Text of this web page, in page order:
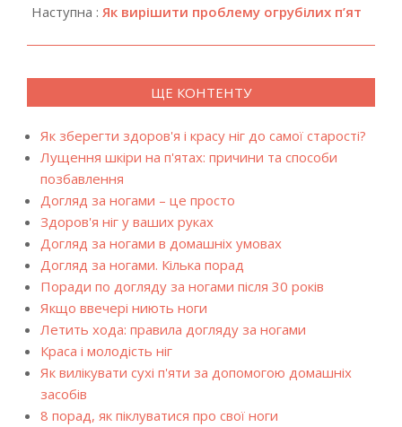
17
Наступна : Як вирішити проблему огрубілих п’ят
ЩЕ КОНТЕНТУ
Як зберегти здоров'я і красу ніг до самої старості?
Лущення шкіри на п'ятах: причини та способи
позбавлення
Догляд за ногами – це просто
Здоров'я ніг у ваших руках
Догляд за ногами в домашніх умовах
Догляд за ногами. Кілька порад
Поради по догляду за ногами після 30 років
Якщо ввечері ниють ноги
Летить хода: правила догляду за ногами
Краса і молодість ніг
Як вилікувати сухі п'яти за допомогою домашніх
засобів
8 порад, як піклуватися про свої ноги